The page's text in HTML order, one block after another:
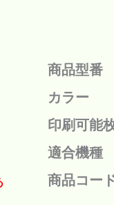
商品型番
カラー
印刷可能
適合機種
商品コー